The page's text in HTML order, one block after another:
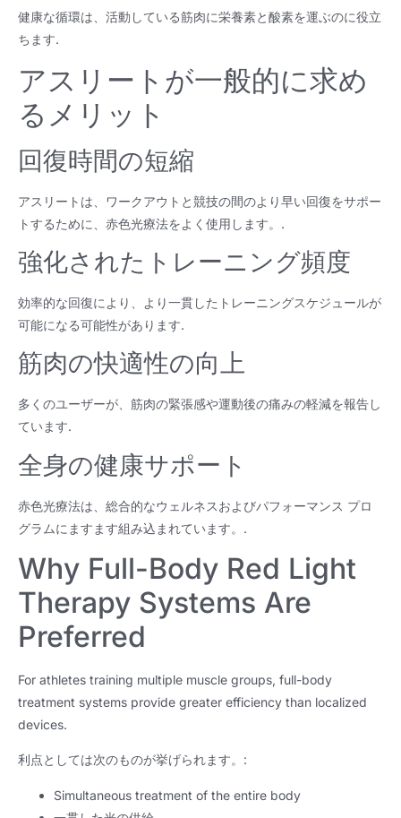
健康な循環は、活動している筋肉に栄養素と酸素を運ぶのに役立
ちます.
アスリートが一般的に求め
るメリット
回復時間の短縮
アスリートは、ワークアウトと競技の間のより早い回復をサポー
トするために、赤色光療法をよく使用します。.
強化されたトレーニング頻度
効率的な回復により、より一貫したトレーニングスケジュールが
可能になる可能性があります.
筋肉の快適性の向上
多くのユーザーが、筋肉の緊張感や運動後の痛みの軽減を報告し
ています.
全身の健康サポート
赤色光療法は、総合的なウェルネスおよびパフォーマンス プロ
グラムにますます組み込まれています。.
Why Full-Body Red Light
Therapy Systems Are
Preferred
For athletes training multiple muscle groups, full-body
treatment systems provide greater efficiency than localized
devices.
利点としては次のものが挙げられます。:
Simultaneous treatment of the entire body